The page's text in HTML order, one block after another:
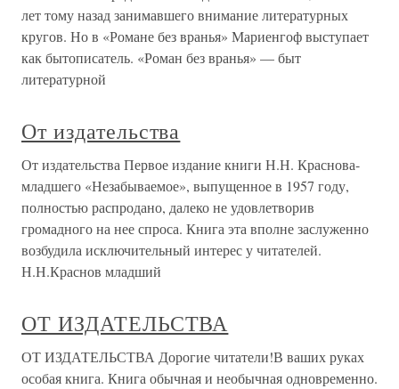
лет тому назад занимавшего внимание литературных
кругов. Но в «Романе без вранья» Мариенгоф выступает
как бытописатель. «Роман без вранья» — быт
литературной
От издательства
От издательства Первое издание книги Н.Н. Краснова-
младшего «Незабываемое», выпущенное в 1957 году,
полностью распродано, далеко не удовлетворив
громадного на нее спроса. Книга эта вполне заслуженно
возбудила исключительный интерес у читателей.
Н.Н.Краснов младший
ОТ ИЗДАТЕЛЬСТВА
ОТ ИЗДАТЕЛЬСТВА Дорогие читатели!В ваших руках
особая книга. Книга обычная и необычная одновременно.